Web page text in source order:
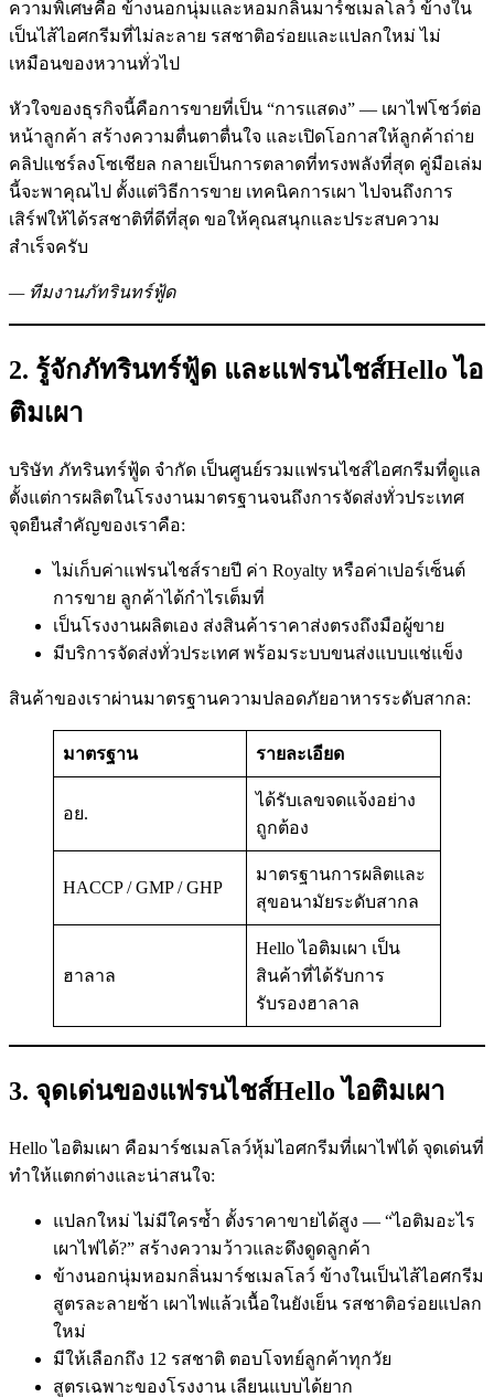
ความพิเศษคือ ข้างนอกนุ่มและหอมกลิ่นมาร์ชเมลโลว์ ข้างใน
เป็นไส้ไอศกรีมที่ไม่ละลาย รสชาติอร่อยและแปลกใหม่ ไม่
เหมือนของหวานทั่วไป
หัวใจของธุรกิจนี้คือการขายที่เป็น “การแสดง” — เผาไฟโชว์ต่อ
หน้าลูกค้า สร้างความตื่นตาตื่นใจ และเปิดโอกาสให้ลูกค้าถ่าย
คลิปแชร์ลงโซเชียล กลายเป็นการตลาดที่ทรงพลังที่สุด คู่มือเล่ม
นี้จะพาคุณไป ตั้งแต่วิธีการขาย เทคนิคการเผา ไปจนถึงการ
เสิร์ฟให้ได้รสชาติที่ดีที่สุด ขอให้คุณสนุกและประสบความ
สำเร็จครับ
— ทีมงานภัทรินทร์ฟู้ด
2. รู้จักภัทรินทร์ฟู้ด และแฟรนไชส์Hello ไอ
ติมเผา
บริษัท ภัทรินทร์ฟู้ด จำกัด เป็นศูนย์รวมแฟรนไชส์ไอศกรีมที่ดูแล
ตั้งแต่การผลิตในโรงงานมาตรฐานจนถึงการจัดส่งทั่วประเทศ
จุดยืนสำคัญของเราคือ:
ไม่เก็บค่าแฟรนไชส์รายปี ค่า Royalty หรือค่าเปอร์เซ็นต์
การขาย ลูกค้าได้กำไรเต็มที่
เป็นโรงงานผลิตเอง ส่งสินค้าราคาส่งตรงถึงมือผู้ขาย
มีบริการจัดส่งทั่วประเทศ พร้อมระบบขนส่งแบบแช่แข็ง
สินค้าของเราผ่านมาตรฐานความปลอดภัยอาหารระดับสากล:
มาตรฐาน รายละเอียด
อย.
ได้รับเลขจดแจ้งอย่าง
ถูกต้อง
HACCP / GMP / GHP
มาตรฐานการผลิตและ
สุขอนามัยระดับสากล
ฮาลาล
Hello ไอติมเผา เป็น
สินค้าที่ได้รับการ
รับรองฮาลาล
3. จุดเด่นของแฟรนไชส์Hello ไอติมเผา
Hello ไอติมเผา คือมาร์ชเมลโลว์หุ้มไอศกรีมที่เผาไฟได้ จุดเด่นที่
ทำให้แตกต่างและน่าสนใจ:
แปลกใหม่ ไม่มีใครซ้ำ ตั้งราคาขายได้สูง — “ไอติมอะไร
เผาไฟได้?” สร้างความว้าวและดึงดูดลูกค้า
ข้างนอกนุ่มหอมกลิ่นมาร์ชเมลโลว์ ข้างในเป็นไส้ไอศกรีม
สูตรละลายช้า เผาไฟแล้วเนื้อในยังเย็น รสชาติอร่อยแปลก
ใหม่
มีให้เลือกถึง 12 รสชาติ ตอบโจทย์ลูกค้าทุกวัย
สูตรเฉพาะของโรงงาน เลียนแบบได้ยาก